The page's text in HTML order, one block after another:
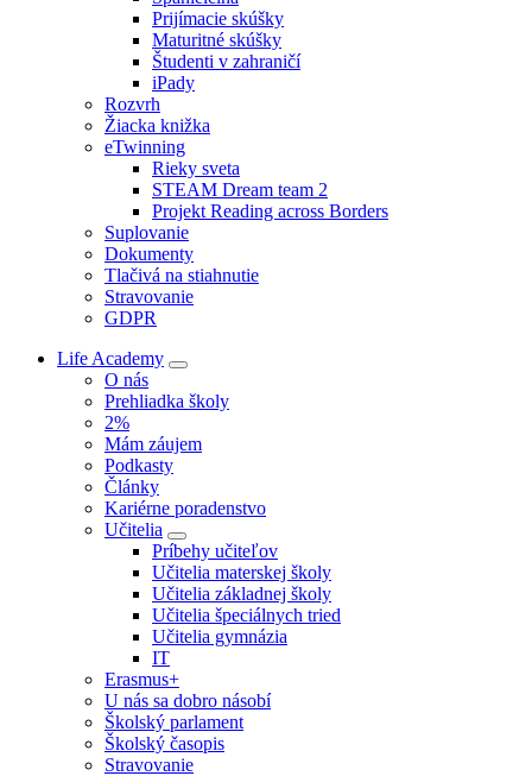
Prijímacie skúšky
Maturitné skúšky
Študenti v zahraničí
iPady
Rozvrh
Žiacka knižka
eTwinning
Rieky sveta
STEAM Dream team 2
Projekt Reading across Borders
Suplovanie
Dokumenty
Tlačivá na stiahnutie
Stravovanie
GDPR
Life Academy
O nás
Prehliadka školy
2%
Mám záujem
Podkasty
Články
Kariérne poradenstvo
Učitelia
Príbehy učiteľov
Učitelia materskej školy
Učitelia základnej školy
Učitelia špeciálnych tried
Učitelia gymnázia
IT
Erasmus+
U nás sa dobro násobí
Školský parlament
Školský časopis
Stravovanie